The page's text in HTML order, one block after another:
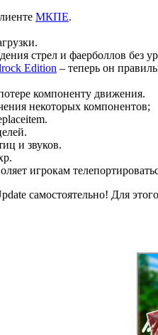
МКПЕ.
стрел и фаерболлов без
Edition – теперь он
компоненту движения.
некоторых компонентов;
и звуков.
игрокам
самостоятельно! Для